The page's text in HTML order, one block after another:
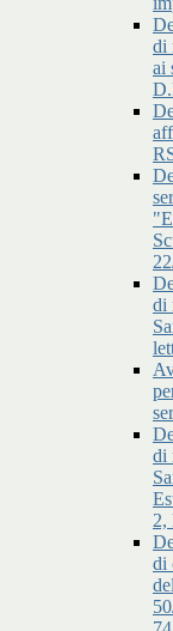
di
ai
di
di
2,
di